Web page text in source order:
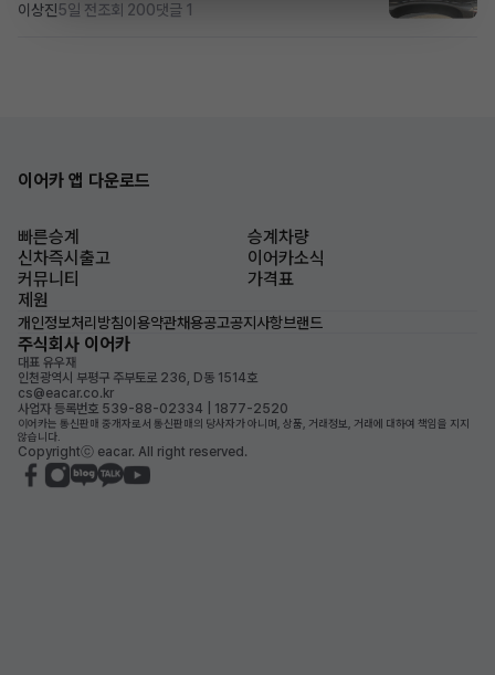
이상진5일 전조회 200댓글 1
이어카 앱 다운로드
빠른승계
승계차량
신차즉시출고
이어카소식
커뮤니티
가격표
제원
개인정보처리방침이용약관채용공고공지사항브랜드
주식회사 이어카
대표 유우재
인천광역시 부평구 주부토로 236, D동 1514호
cs@eacar.co.kr
사업자 등록번호 539-88-02334 | 1877-2520
이어카는 통신판매 중개자로서 통신판매의 당사자가 아니며, 상품, 거래정보, 거래에 대하여 책임을 지지
않습니다.
Copyrightⓒ eacar. All right reserved.